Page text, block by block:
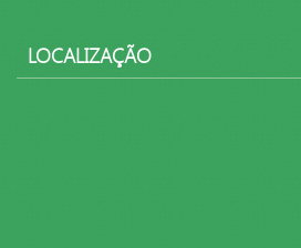
LOCALIZAÇÃO